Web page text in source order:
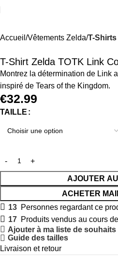
Accueil Vêtements Zelda T-
T-Shirt Zelda TOTK Link
Montrez la détermination de Link
inspiré de Tears of the Kingdom.
€32.99
TAILLE
AJOUTER
ACHETER
13 Personnes regardant ce
17 Produits vendus au cours
Ajouter à ma liste de souhaits
Guide des tailles
Livraison et retour